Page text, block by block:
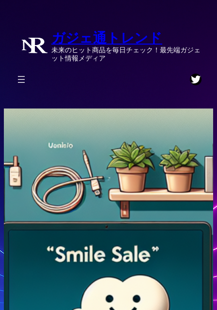
ガジェ通トレンド
未来のヒット商品を毎日チェック！最先端ガジェ
ット情報メディア